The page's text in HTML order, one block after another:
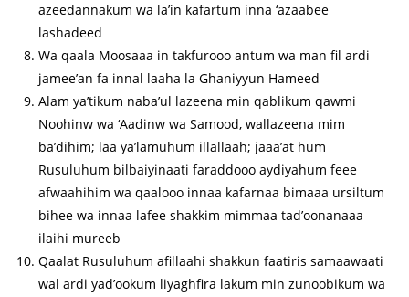
azeedannakum wa la’in kafartum inna ‘azaabee
lashadeed
Wa qaala Moosaaa in takfurooo antum wa man fil ardi
jamee’an fa innal laaha la Ghaniyyun Hameed
Alam ya’tikum naba’ul lazeena min qablikum qawmi
Noohinw wa ‘Aadinw wa Samood, wallazeena mim
ba’dihim; laa ya’lamuhum illallaah; jaaa’at hum
Rusuluhum bilbaiyinaati faraddooo aydiyahum feee
afwaahihim wa qaalooo innaa kafarnaa bimaaa ursiltum
bihee wa innaa lafee shakkim mimmaa tad’oonanaaa
ilaihi mureeb
Qaalat Rusuluhum afillaahi shakkun faatiris samaawaati
wal ardi yad’ookum liyaghfira lakum min zunoobikum wa